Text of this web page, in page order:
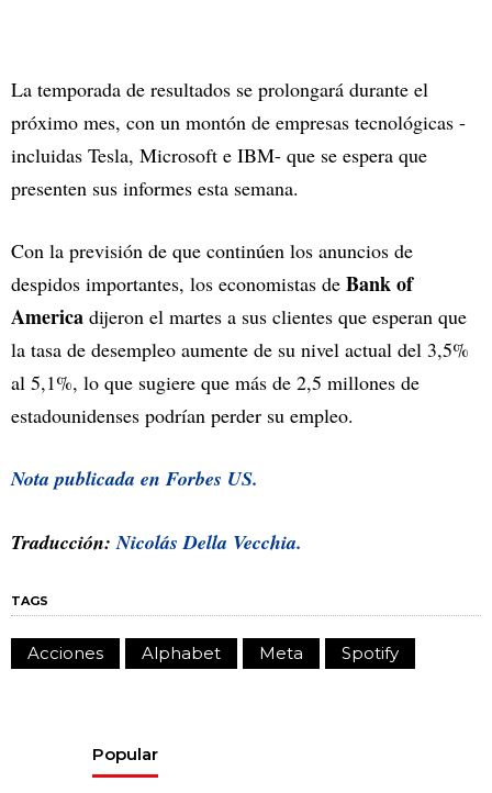
La temporada de resultados se prolongará durante el
próximo mes, con un montón de empresas tecnológicas -
incluidas Tesla, Microsoft e IBM- que se espera que
presenten sus informes esta semana.
Con la previsión de que continúen los anuncios de
despidos importantes, los economistas de Bank of
America dijeron el martes a sus clientes que esperan que
la tasa de desempleo aumente de su nivel actual del 3,5%
al 5,1%, lo que sugiere que más de 2,5 millones de
estadounidenses podrían perder su empleo.
Nota publicada en Forbes US.
Traducción:Nicolás Della Vecchia.
TAGS
Acciones Alphabet Meta Spotify
Popular